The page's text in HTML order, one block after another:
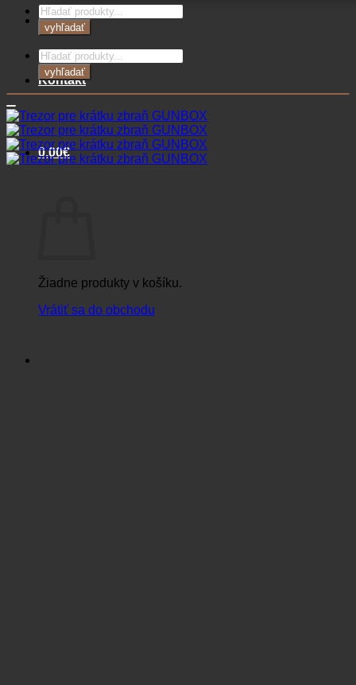
Blog
Kontakt
0,00€
Žiadne produkty v košíku.
Vrátiť sa do obchodu
Products
search
vyhľadať
Products
search
vyhľadať